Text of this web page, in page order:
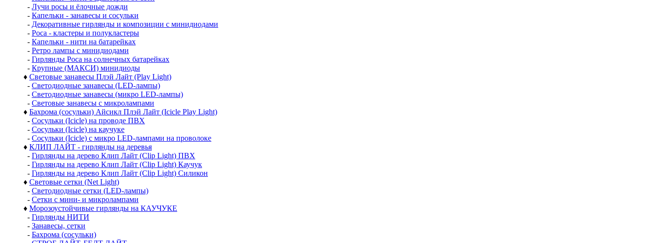
- Лучи росы и ёлочные дожди
- Капельки - занавесы и сосульки
- Декоративные гирлянды и композиции с минидиодами
- Роса - кластеры и полукластеры
- Капельки - нити на батарейках
- Ретро лампы с минидиодами
- Гирлянды Роса на солнечных батарейках
- Крупные (МАКСИ) минидиоды
♦ Световые занавесы Плэй Лайт (Play Light)
- Светодиодные занавесы (LED-лампы)
- Светодиодные занавесы (микро LED-лампы)
- Световые занавесы с микролампами
♦ Бахрома (сосульки) Айсикл Плэй Лайт (Icicle Play Light)
- Сосульки (Icicle) на проводе ПВХ
- Сосульки (Icicle) на каучуке
- Сосульки (Icicle) с микро LED-лампами на проволоке
♦ КЛИП ЛАЙТ - гирлянды на деревья
- Гирлянды на дерево Клип Лайт (Clip Light) ПВХ
- Гирлянды на дерево Клип Лайт (Clip Light) Каучук
- Гирлянды на дерево Клип Лайт (Clip Light) Силикон
♦ Световые сетки (Net Light)
- Светодиодные сетки (LED-лампы)
- Сетки с мини- и микролампами
♦ Морозоустойчивые гирлянды на КАУЧУКЕ
- Гирлянды НИТИ
- Занавесы, сетки
- Бахрома (сосульки)